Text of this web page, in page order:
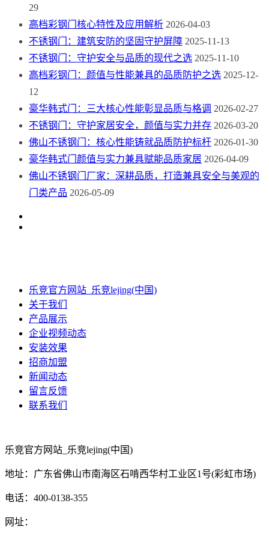
29
高档彩钢门核心特性及应用解析 2026-04-03
不锈钢门：建筑安防的坚固守护屏障 2025-11-13
不锈钢门：守护安全与品质的现代之选 2025-11-10
高档彩钢门：颜值与性能兼具的品质防护之选 2025-12-
12
豪华韩式门：三大核心性能彰显品质与格调 2026-02-27
不锈钢门：守护家居安全，颜值与实力并存 2026-03-20
佛山不锈钢门：核心性能铸就品质防护标杆 2026-01-30
豪华韩式门颜值与实力兼具赋能品质家居 2026-04-09
佛山不锈钢门厂家：深耕品质，打造兼具安全与美观的
门类产品 2026-05-09
乐竞官方网站_乐竞lejing(中国)
关于我们
产品展示
企业视频动态
安装效果
招商加盟
新闻动态
留言反馈
联系我们
乐竞官方网站_乐竞lejing(中国)
地址：广东省佛山市南海区石啃西华村工业区1号(彩虹市场)
电话：400-0138-355
网址：